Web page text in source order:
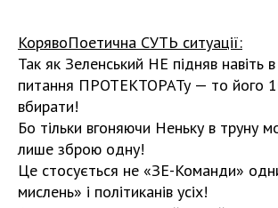
КорявоПоетична СУТЬ ситуації:
Так як Зеленський НЕ підняв навіть
питання ПРОТЕКТОРАТу — то його
вбирати!
Бо тільки вгоняючи Неньку в труну
лише зброю одну!
Це стосується не «ЗЕ-Команди»
мислень» і політиканів усіх!